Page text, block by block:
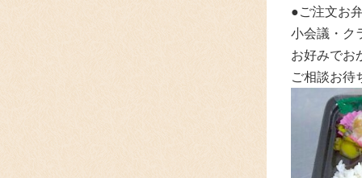
●ご注文お
小会議・ク
お好みでお
ご相談お待